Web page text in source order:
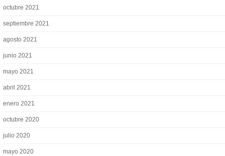
octubre 2021
septiembre 2021
agosto 2021
junio 2021
mayo 2021
abril 2021
enero 2021
octubre 2020
julio 2020
mayo 2020